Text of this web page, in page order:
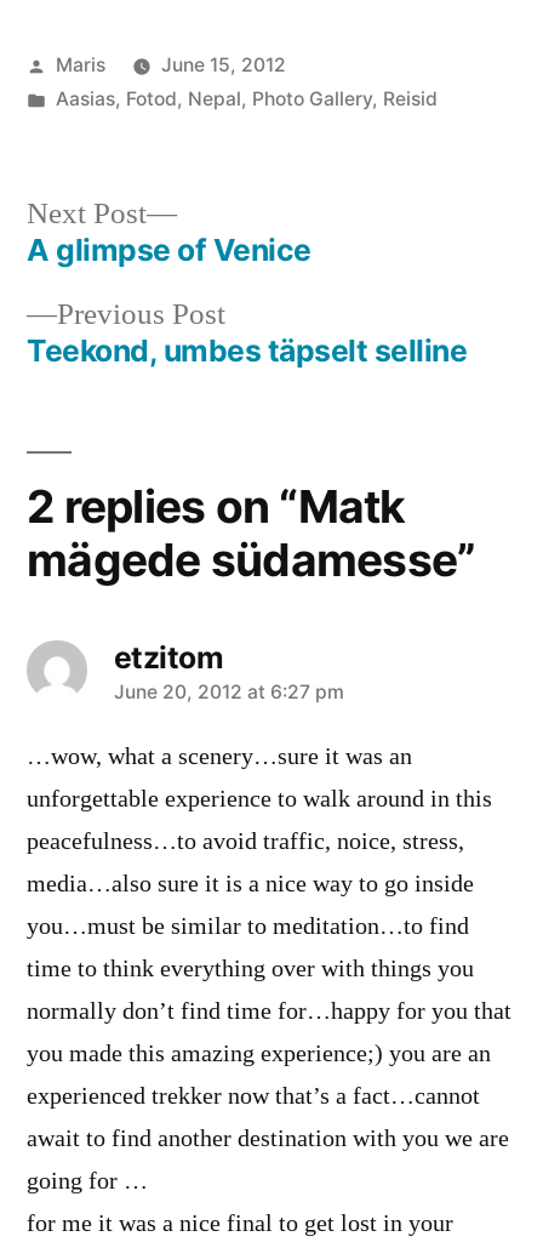
Posted
by
Maris
June 15, 2012
Posted
Aasias, Fotod, Nepal, Photo Gallery, Reisid
Post
navigation
Previous PostPrevious
post:
Teekond, umbes täpselt selline
Next Post
Next
post:
A glimpse of Venice
2 replies on “Matk
mägede südamesse”
etzitom
says:
June 20, 2012 at 6:27 pm
…wow, what a scenery…sure it was an
unforgettable experience to walk around in this
peacefulness…to avoid traffic, noice, stress,
media…also sure it is a nice way to go inside
you…must be similar to meditation…to find
time to think everything over with things you
normally don’t find time for…happy for you that
you made this amazing experience;) you are an
experienced trekker now that’s a fact…cannot
await to find another destination with you we are
going for …
for me it was a nice final to get lost in your